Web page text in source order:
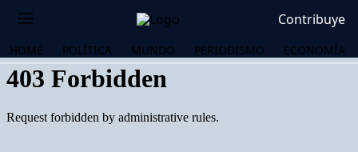
Contribuye
HOME POLÍTICA MUNDO PERIODISMO ECONOMÍA